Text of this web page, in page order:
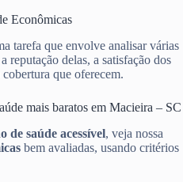
Econômicas
tarefa que envolve analisar várias
reputação delas, a satisfação dos
que oferecem.
mais baratos em Macieira – SC
de saúde acessível, veja nossa
bem avaliadas, usando critérios